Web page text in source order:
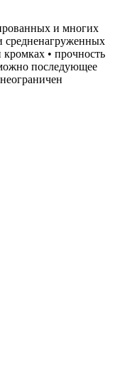
и многих
средненагруженных
• прочность
последующее